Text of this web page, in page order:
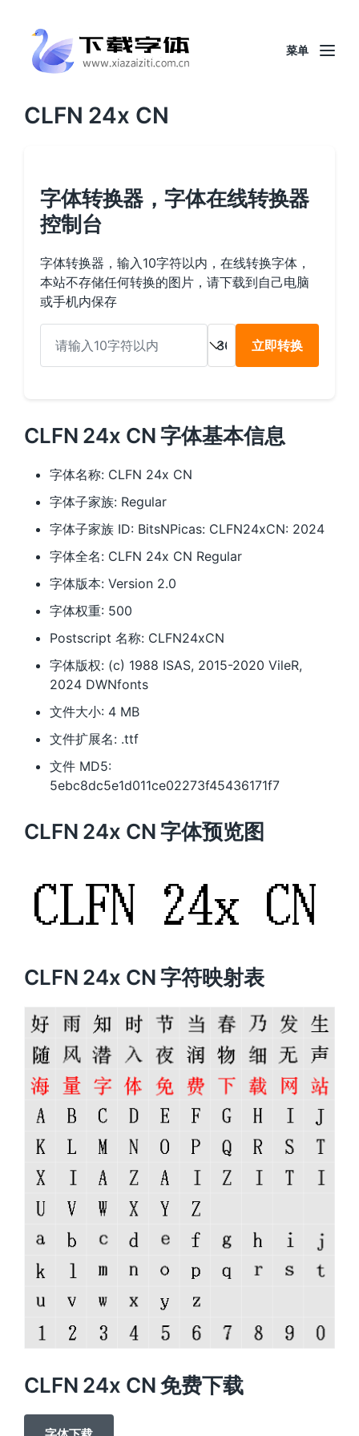
菜单
CLFN 24x CN
字体转换器，字体在线转换器
控制台
字体转换器，输入10字符以内，在线转换字体，
本站不存储任何转换的图片，请下载到自己电脑
或手机内保存
立即转换
CLFN 24x CN 字体基本信息
字体名称: CLFN 24x CN
字体子家族: Regular
字体子家族 ID: BitsNPicas: CLFN24xCN: 2024
字体全名: CLFN 24x CN Regular
字体版本: Version 2.0
字体权重: 500
Postscript 名称: CLFN24xCN
字体版权: (c) 1988 ISAS, 2015-2020 VileR,
2024 DWNfonts
文件大小: 4 MB
文件扩展名: .ttf
文件 MD5:
5ebc8dc5e1d011ce02273f45436171f7
CLFN 24x CN 字体预览图
CLFN 24x CN 字符映射表
CLFN 24x CN 免费下载